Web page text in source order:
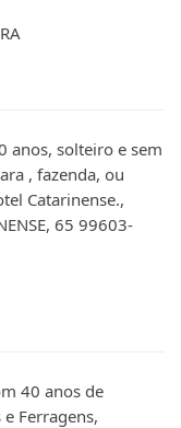
anos, solteiro e sem
, fazenda, ou
Catarinense.,
65 99603-
40 anos de
Ferragens,